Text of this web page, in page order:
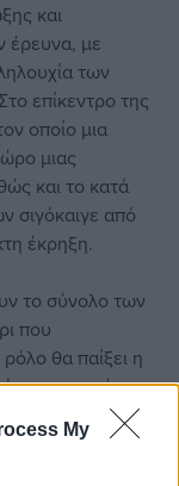
My
και
έρευνα, με
των
επίκεντρο της
οποίο μια
μιας
και το κατά
σιγόκαιγε από
έκρηξη.
το σύνολο των
που
θα παίξει η
στον χώρο
του
μια βαθύτερη